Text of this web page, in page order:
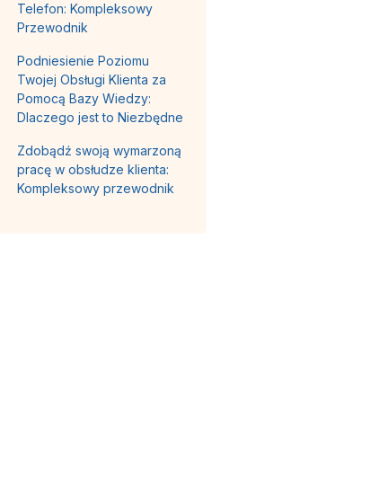
Telefon: Kompleksowy
Przewodnik
Podniesienie Poziomu
Twojej Obsługi Klienta za
Pomocą Bazy Wiedzy:
Dlaczego jest to Niezbędne
Zdobądź swoją wymarzoną
pracę w obsłudze klienta:
Kompleksowy przewodnik